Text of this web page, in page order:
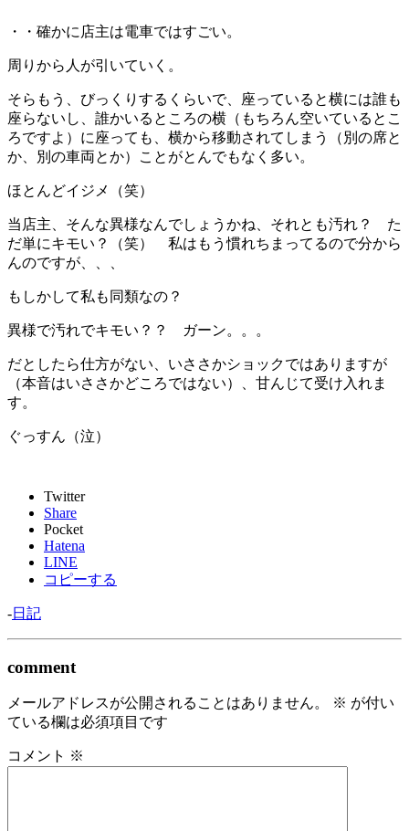
・・確かに店主は電車ではすごい。
周りから人が引いていく。
そらもう、びっくりするくらいで、座っていると横には誰も
座らないし、誰かいるところの横（もちろん空いているとこ
ろですよ）に座っても、横から移動されてしまう（別の席と
か、別の車両とか）ことがとんでもなく多い。
ほとんどイジメ（笑）
当店主、そんな異様なんでしょうかね、それとも汚れ？ た
だ単にキモい？（笑） 私はもう慣れちまってるので分から
んのですが、、、
もしかして私も同類なの？
異様で汚れでキモい？？ ガーン。。。
だとしたら仕方がない、いささかショックではありますが
（本音はいささかどころではない）、甘んじて受け入れま
す。
ぐっすん（泣）
Twitter
Share
Pocket
Hatena
LINE
コピーする
-日記
comment
メールアドレスが公開されることはありません。 ※ が付い
ている欄は必須項目です
コメント ※